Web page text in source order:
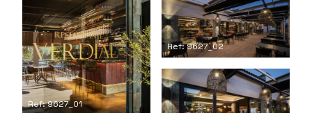
Ref: 9627_01
Ref: 9627_02